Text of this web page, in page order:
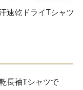
速乾ドライTシャツ
長袖Tシャツで